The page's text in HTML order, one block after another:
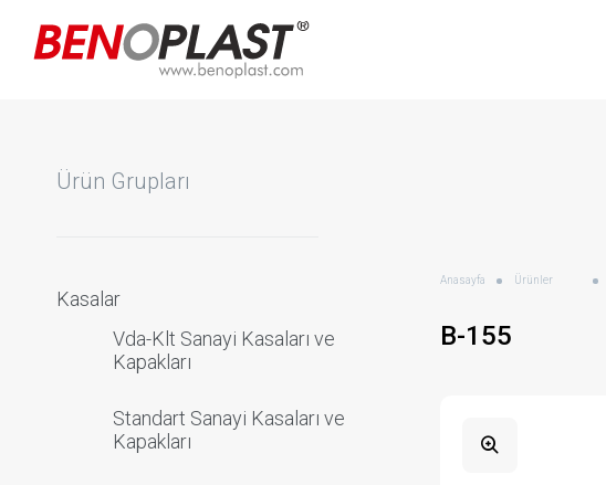
Ürün Grupları
Kasalar
Vda-Klt Sanayi Kasaları ve
Kapakları
Standart Sanayi Kasaları ve
Kapakları
Anasayfa Ürünler
B-155